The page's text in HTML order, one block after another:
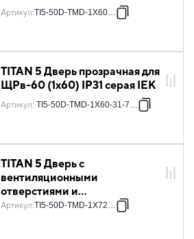
Артикул:TI5-50D-TMD-1X60-31
TITAN 5 Дверь прозрачная для
ЩРв-60 (1х60) IP31 серая IEK
Артикул: TI5-50D-TMD-1X60-31-7035
TITAN 5 Дверь с
вентиляционными
отверстиями и
радиопрозрачной вставкой
Артикул:TI5-50D-TMD-1X72-30